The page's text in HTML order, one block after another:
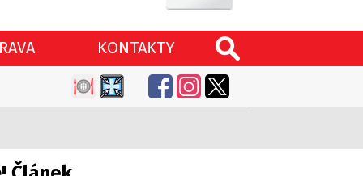
KONTAKTY